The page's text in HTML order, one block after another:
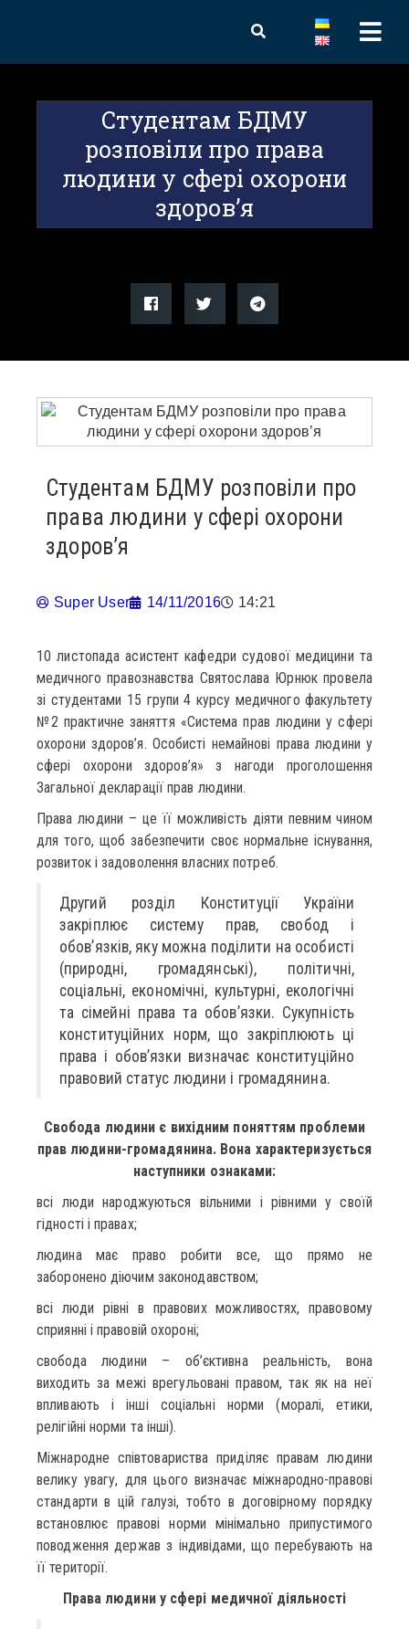
Студентам БДМУ
розповіли про права
людини у сфері охорони
здоров’я
Студентам БДМУ розповіли про
права людини у сфері охорони
здоров’я
Super User 14/11/2016 14:21
10 листопада асистент кафедри судової медицини та
медичного правознавства Святослава Юрнюк провела
зі студентами 15 групи 4 курсу медичного факультету
№2 практичне заняття «Система прав людини у сфері
охорони здоров’я. Особисті немайнові права людини у
сфері охорони здоров’я» з нагоди проголошення
Загальної декларації прав людини.
Права людини – це її можливість діяти певним чином
для того, щоб забезпечити своє нормальне існування,
розвиток і задоволення власних потреб.
Другий розділ Конституції України
закріплює систему прав, свобод і
обов’язків, яку можна поділити на особисті
(природні, громадянські), політичні,
соціальні, економічні, культурні, екологічні
та сімейні права та обов’язки. Сукупність
конституційних норм, що закріплюють ці
права і обов’язки визначає конституційно
правовий статус людини і громадянина.
Свобода людини є вихідним поняттям проблеми
прав людини-громадянина. Вона характеризується
наступники ознаками:
всі люди народжуються вільними і рівними у своїй
гідності і правах;
людина має право робити все, що прямо не
заборонено діючим законодавством;
всі люди рівні в правових можливостях, правовому
сприянні і правовій охороні;
свобода людини – об’єктивна реальність, вона
виходить за межі врегульовані правом, так як на неї
впливають і інші соціальні норми (моралі, етики,
релігійні норми та інші).
Міжнародне співтовариства приділяє правам людини
велику увагу, для цього визначає міжнародно-правові
стандарти в цій галузі, тобто в договірному порядку
встановлює правові норми мінімально припустимого
поводження держав з індивідами, що перебувають на
її території.
Права людини у сфері медичної діяльності